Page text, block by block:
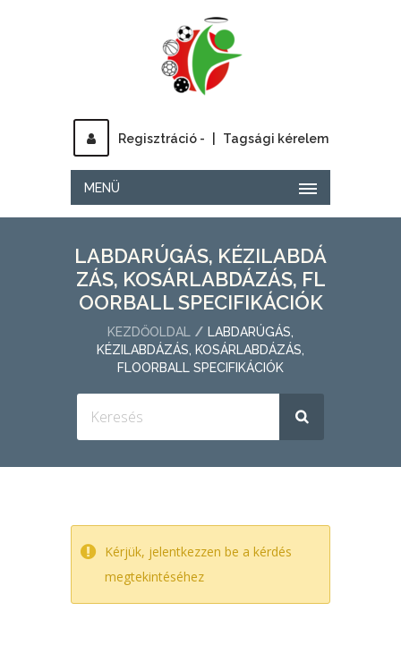
Regisztráció - Tagsági kérelem
MENÜ
LABDARÚGÁS, KÉZILABDÁ
ZÁS, KOSÁRLABDÁZÁS, FL
OORBALL SPECIFIKÁCIÓK
KEZDŐOLDAL
LABDARÚGÁS,
KÉZILABDÁZÁS, KOSÁRLABDÁZÁS,
FLOORBALL SPECIFIKÁCIÓK
Kérjük, jelentkezzen be a kérdés
megtekintéséhez